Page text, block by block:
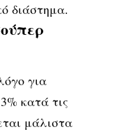
διάστημα.
για
κατά τις
μάλιστα